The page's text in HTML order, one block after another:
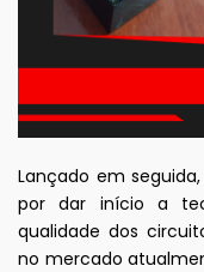
Lançado em
por dar início a
qualidade dos
no mercado